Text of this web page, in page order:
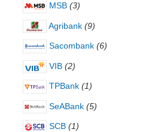
MSB (3)
Agribank (9)
Sacombank (6)
VIB (2)
TPBank (1)
SeABank (5)
SCB (1)